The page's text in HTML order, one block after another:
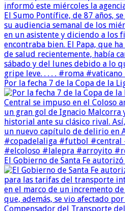
Por la fecha 7 de la Copa de la
El Gobierno de Santa Fe